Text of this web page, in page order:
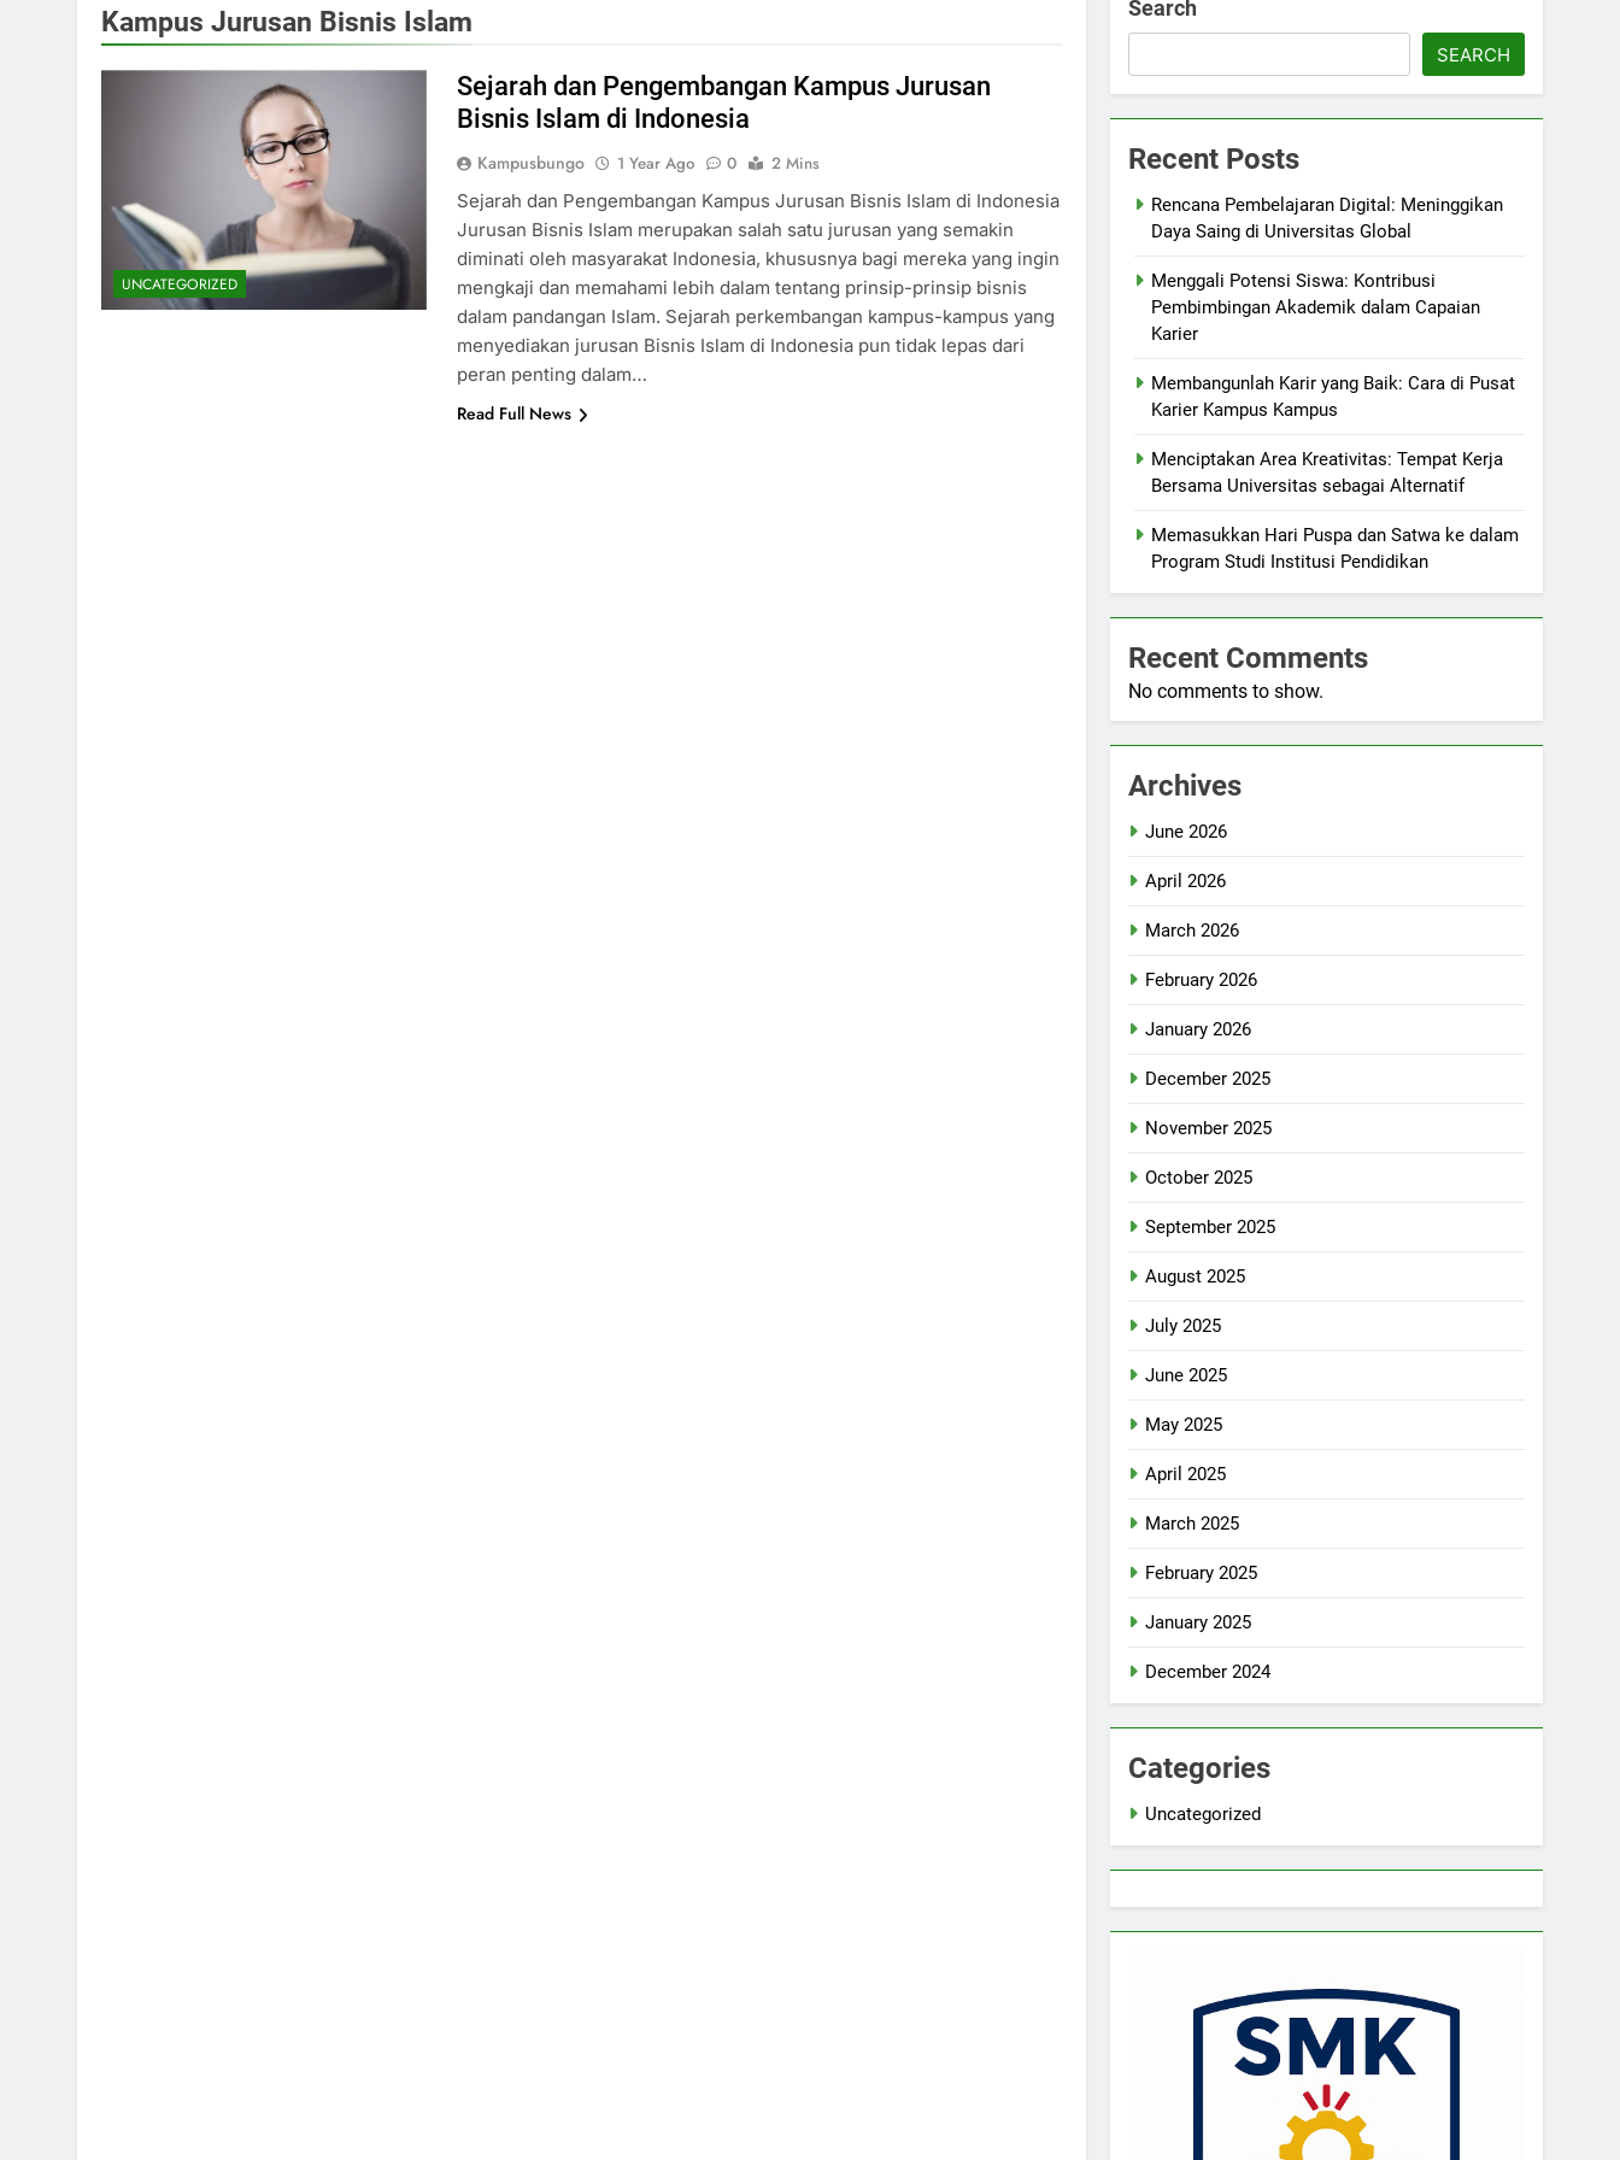
Kampus Jurusan Bisnis Islam
UNCATEGORIZED
Sejarah dan Pengembangan Kampus Jurusan
Bisnis Islam di Indonesia
Kampusbungo 1 Year Ago 0
2 Mins
Sejarah dan Pengembangan Kampus Jurusan Bisnis Islam di Indonesia
Jurusan Bisnis Islam merupakan salah satu jurusan yang semakin
diminati oleh masyarakat Indonesia, khususnya bagi mereka yang ingin
mengkaji dan memahami lebih dalam tentang prinsip-prinsip bisnis
dalam pandangan Islam. Sejarah perkembangan kampus-kampus yang
menyediakan jurusan Bisnis Islam di Indonesia pun tidak lepas dari
peran penting dalam…
Read Full News
Search
SEARCH
Recent Posts
Rencana Pembelajaran Digital: Meninggikan
Daya Saing di Universitas Global
Menggali Potensi Siswa: Kontribusi
Pembimbingan Akademik dalam Capaian
Karier
Membangunlah Karir yang Baik: Cara di Pusat
Karier Kampus Kampus
Menciptakan Area Kreativitas: Tempat Kerja
Bersama Universitas sebagai Alternatif
Memasukkan Hari Puspa dan Satwa ke dalam
Program Studi Institusi Pendidikan
Recent Comments
No comments to show.
Archives
June 2026
April 2026
March 2026
February 2026
January 2026
December 2025
November 2025
October 2025
September 2025
August 2025
July 2025
June 2025
May 2025
April 2025
March 2025
February 2025
January 2025
December 2024
Categories
Uncategorized